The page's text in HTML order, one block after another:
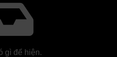
gì để hiện.